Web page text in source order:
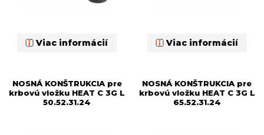
Viac informácií Viac informácií
NOSNÁ KONŠTRUKCIA pre
krbovú vložku HEAT C 3G L
50.52.31.24
NOSNÁ KONŠTRUKCIA pre
krbovú vložku HEAT C 3G L
65.52.31.24